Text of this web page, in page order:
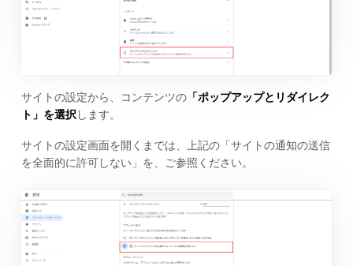
サイトの設定から、コンテンツの「ポップアップとリダイレク
ト」を選択 します。
サイトの設定画面を開くまでは、上記の「サイトの通知の送信
を全面的に許可しない」を、ご参照ください。